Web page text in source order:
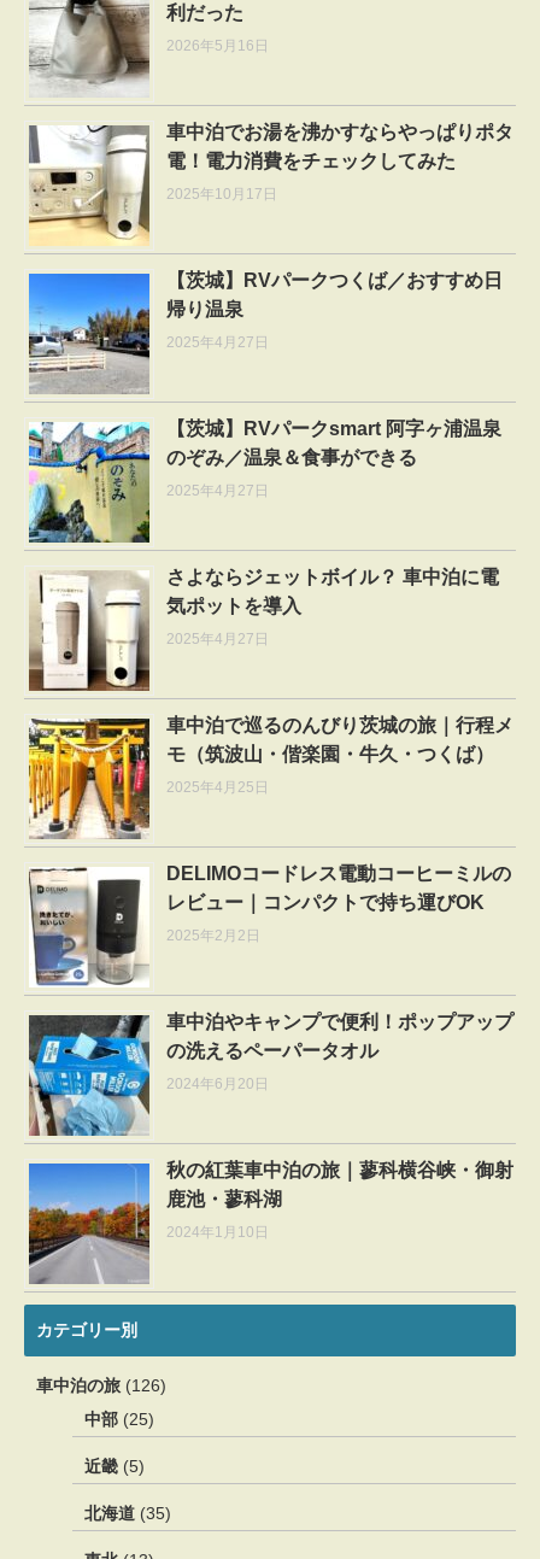
利だった
2026年5月16日
車中泊でお湯を沸かすならやっぱりポタ
電！電力消費をチェックしてみた
2025年10月17日
【茨城】RVパークつくば／おすすめ日
帰り温泉
2025年4月27日
【茨城】RVパークsmart 阿字ヶ浦温泉
のぞみ／温泉＆食事ができる
2025年4月27日
さよならジェットボイル？ 車中泊に電
気ポットを導入
2025年4月27日
車中泊で巡るのんびり茨城の旅｜行程メ
モ（筑波山・偕楽園・牛久・つくば）
2025年4月25日
DELIMOコードレス電動コーヒーミルの
レビュー｜コンパクトで持ち運びOK
2025年2月2日
車中泊やキャンプで便利！ポップアップ
の洗えるペーパータオル
2024年6月20日
秋の紅葉車中泊の旅｜蓼科横谷峡・御射
鹿池・蓼科湖
2024年1月10日
カテゴリー別
車中泊の旅 (126)
中部 (25)
近畿 (5)
北海道 (35)